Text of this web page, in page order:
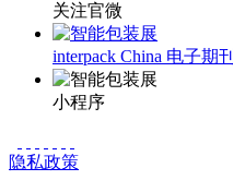
关注官微
interpack China 电子期刊
小程序
隐私政策